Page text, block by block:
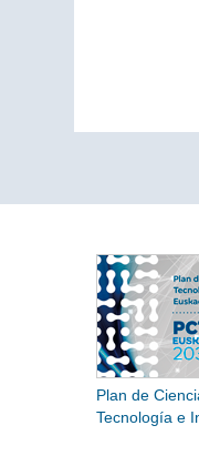
Plan de
Tecnología e